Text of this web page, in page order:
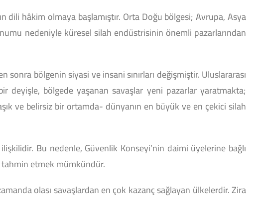
hâkim olmaya başlamıştır. Orta Doğu bölgesi; Avrupa, Asya
nedeniyle küresel silah endüstrisinin önemli pazarlarından
sonra bölgenin siyasi ve insani sınırları değişmiştir. Uluslararası
deyişle, bölgede yaşanan savaşlar yeni pazarlar yaratmakta;
ve belirsiz bir ortamda- dünyanın en büyük ve en çekici silah
Bu nedenle, Güvenlik Konseyi’nin daimi üyelerine bağlı
etmek mümkündür.
olası savaşlardan en çok kazanç sağlayan ülkelerdir. Zira